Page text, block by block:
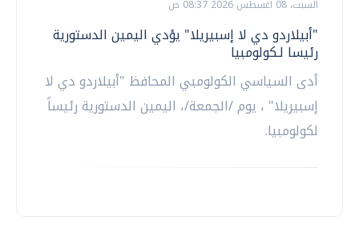
السبت، 08 اغسطس 2026 08:37 ص
"أبيلاردو دي لا إسبيريلا" يؤدي اليمين الدستورية
رئيسا لـكولومبيا
أدى السياسي الكولومبي المحافظ "أبيلاردو دي لا
إسبيريلا" ، يوم /الجمعة/، اليمين الدستورية رئيساً
لكولومبيا.